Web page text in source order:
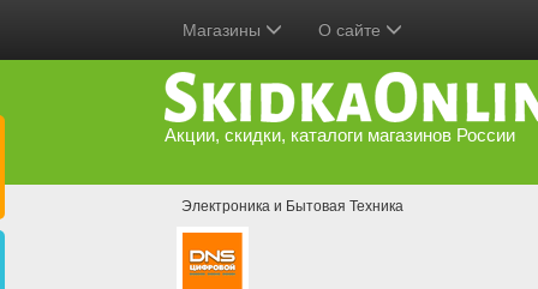
Магазины О сайте
Акции, скидки, каталоги магазинов России
Электроника и Бытовая Техника